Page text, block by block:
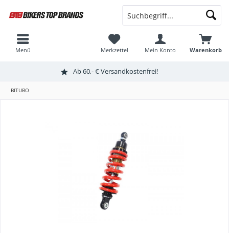
Ab 60,- € Versandkostenfrei!
Warenkorb
Merkzettel Mein Konto
Menü
BITUBO